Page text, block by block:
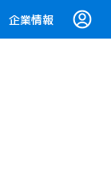
企業情報